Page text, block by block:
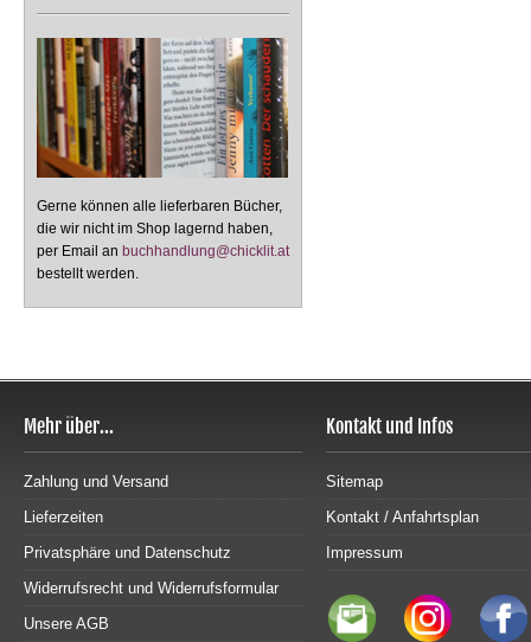
Gerne können alle lieferbaren Bücher,
die wir nicht im Shop lagernd haben,
per Email an buchhandlung@chicklit.at
bestellt werden.
Mehr über...
Zahlung und Versand
Lieferzeiten
Privatsphäre und Datenschutz
Widerrufsrecht und Widerrufsformular
Unsere AGB
Kontakt und Infos
Sitemap
Kontakt / Anfahrtsplan
Impressum